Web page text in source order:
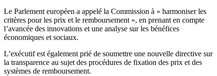
Le Parlement européen a appelé la Commission à « harmoniser les
critères pour les prix et le remboursement », en prenant en compte
l’avancée des innovations et une analyse sur les bénéfices
économiques et sociaux.
L’exécutif est également prié de soumettre une nouvelle directive sur
la transparence au sujet des procédures de fixation des prix et des
systèmes de remboursement.